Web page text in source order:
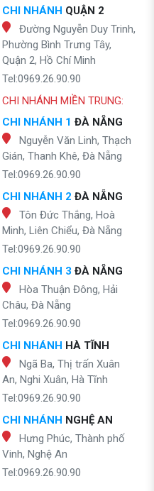
CHI NHÁNH QUẬN 2
Đường Nguyễn Duy Trinh,
Phường Bình Trưng Tây,
Quận 2, Hồ Chí Minh
Tel:0969.26.90.90
CHI NHÁNH MIỀN TRUNG:
CHI NHÁNH 1 ĐÀ NẴNG
Nguyễn Văn Linh, Thạch
Gián, Thanh Khê, Đà Nẵng
Tel:0969.26.90.90
CHI NHÁNH 2 ĐÀ NẴNG
Tôn Đức Thắng, Hoà
Minh, Liên Chiểu, Đà Nẵng
Tel:0969.26.90.90
CHI NHÁNH 3 ĐÀ NẴNG
Hòa Thuận Đông, Hải
Châu, Đà Nẵng
Tel:0969.26.90.90
CHI NHÁNH HÀ TĨNH
Ngã Ba, Thị trấn Xuân
An, Nghi Xuân, Hà Tĩnh
Tel:0969.26.90.90
CHI NHÁNH NGHỆ AN
Hưng Phúc, Thành phố
Vinh, Nghệ An
Tel:0969.26.90.90